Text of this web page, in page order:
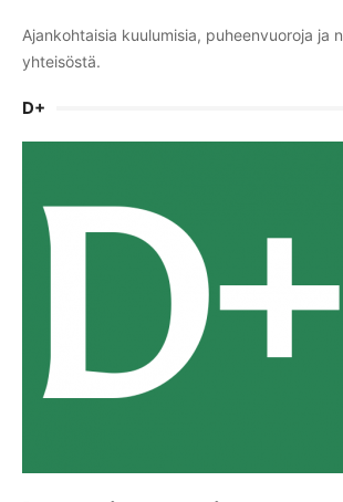
Ajankohtaisia kuulumisia, puheenvuoroja ja
yhteisöstä.
D+